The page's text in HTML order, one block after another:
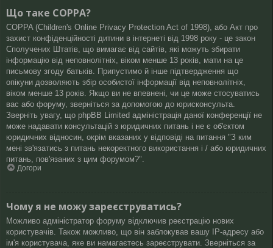
Що таке COPPA?
COPPA (Children's Online Privacy Protection Act of 1998), або Акт про
захист конфіденційності дитини в інтернеті від 1998 року - це закон
Сполучених Штатів, що вимагає від сайтів, які можуть збирати
інформацію від неповнолітніх, віком менше 13 років, мати на це
письмову згоду батьків. Припустимо й інше підтвердження що
опікуни дозволяють збір особистої інформації від неповнолітніх,
віком менше 13 років. Якщо ви не впевнені, чи це може стосуватись
вас або форуму, зверніться за допомогою до юрисконсульта.
Зверніть увагу, що phpBB Limited адміністрація даної конференції не
може надавати консультацій з юридичних питань і не є об'єктом
юридичних відносин, окрім вказаних у відповіді на питання "З ким
мені зв'язатись з питань некоректного використання і / або юридичних
питань, пов'язаних з цим форумом?".
Догори
Чому я не можу зареєструватись?
Можливо адміністратор форуму відключив реєстрацію нових
користувачів. Також можливо, що він заблокував вашу IP-адресу або
ім'я користувача, яке ви намагаєтесь зареєструвати. Зверніться за